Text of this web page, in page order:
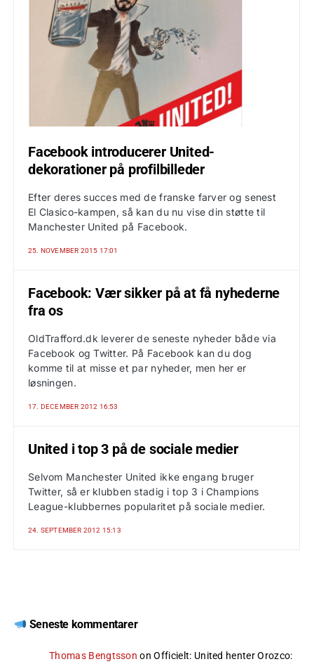
Facebook introducerer United-
dekorationer på profilbilleder
Efter deres succes med de franske farver og senest
El Clasico-kampen, så kan du nu vise din støtte til
Manchester United på Facebook.
25. NOVEMBER 2015 17:01
Facebook: Vær sikker på at få nyhederne
fra os
OldTrafford.dk leverer de seneste nyheder både via
Facebook og Twitter. På Facebook kan du dog
komme til at misse et par nyheder, men her er
løsningen.
17. DECEMBER 2012 16:53
United i top 3 på de sociale medier
Selvom Manchester United ikke engang bruger
Twitter, så er klubben stadig i top 3 i Champions
League-klubbernes popularitet på sociale medier.
24. SEPTEMBER 2012 15:13
Seneste kommentarer
Thomas Bengtsson onOfficielt: United henter Orozco: